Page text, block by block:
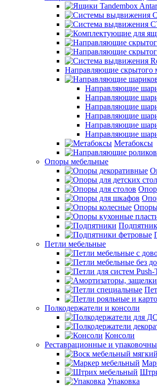
Направляющие скрытого
Направляющие
Направляющие
Направляющие
Направляющие
Направляющие
Направляющие
Метабоксы
Опоры мебельные
Петли мебельные
Полкодержатели и консоли
Консоли
Реставрационные и
Упаковка